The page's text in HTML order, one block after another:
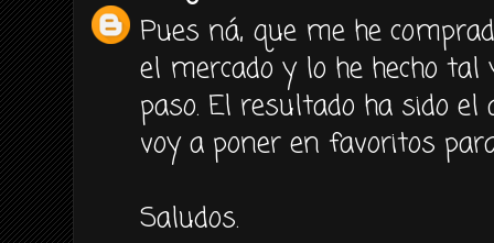
Pues ná, que me he
el mercado y lo he hecho tal
paso. El resultado ha sido
voy a poner en favoritos
Saludos.